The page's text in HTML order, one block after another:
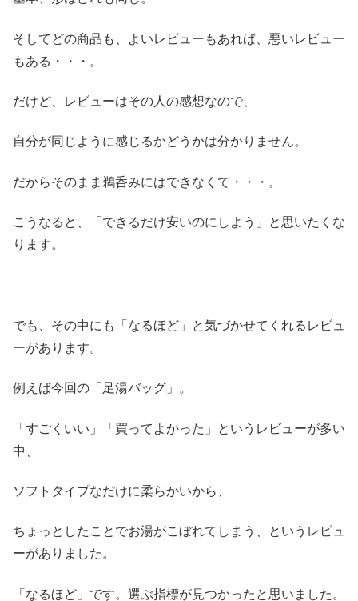
そしてどの商品も、よいレビューもあれば、悪いレビュー
もある・・・。
だけど、レビューはその人の感想なので、
自分が同じように感じるかどうかは分かりません。
だからそのまま鵜呑みにはできなくて・・・。
こうなると、「できるだけ安いのにしよう」と思いたくな
ります。
でも、その中にも「なるほど」と気づかせてくれるレビュ
ーがあります。
例えば今回の「足湯バッグ」。
「すごくいい」「買ってよかった」というレビューが多い
中、
ソフトタイプなだけに柔らかいから、
ちょっとしたことでお湯がこぼれてしまう、というレビュ
ーがありました。
「なるほど」です。選ぶ指標が見つかったと思いました。